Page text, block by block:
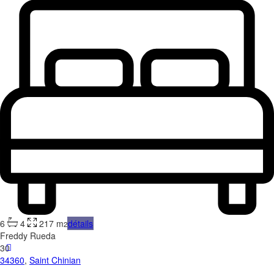
6 4 217 m2détails
Freddy Rueda
30
34360, Saint Chinian